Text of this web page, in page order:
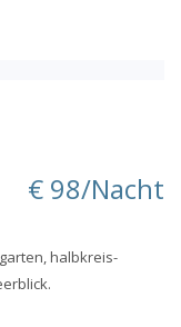
€ 98/Nacht
halbkreis-